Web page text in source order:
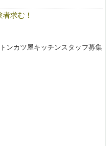
求む！
ンカツ屋キッチンスタッフ募集